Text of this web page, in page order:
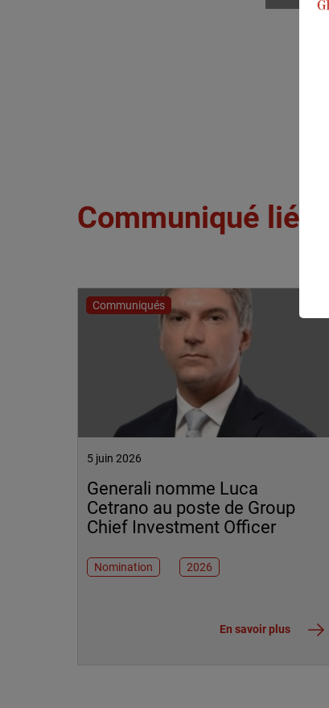
Communiqué lié
Communiqués
5 juin 2026
Generali nomme Luca
Cetrano au poste de Group
Chief Investment Officer
Nomination 2026
En savoir plus